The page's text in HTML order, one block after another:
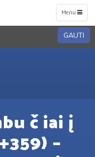
Toggle
navigation
Menu
GAUTI
č iai į
–